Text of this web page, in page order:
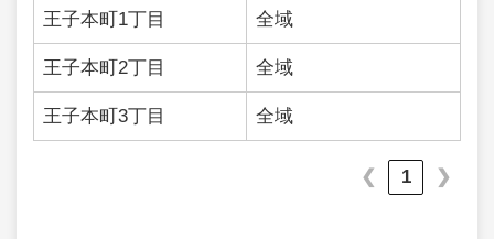
王子本町1丁目 全域
王子本町2丁目 全域
王子本町3丁目 全域
❮ 1 ❯